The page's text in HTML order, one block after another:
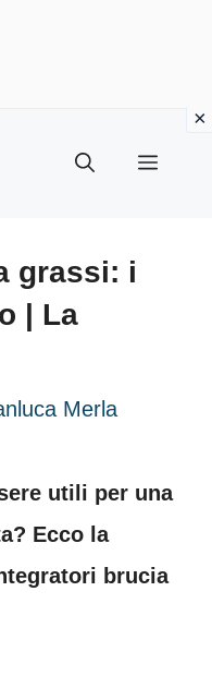
Menu
grassi: i
| La
Merla
utili per una
Ecco la
brucia